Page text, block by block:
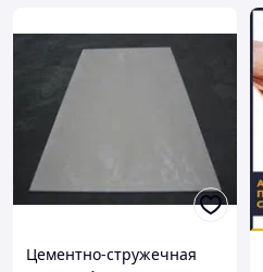
Цементно-стружечная